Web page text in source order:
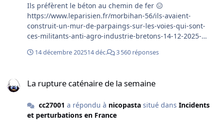
Ils préfèrent le béton au chemin de fer 😑
https://www.leparisien.fr/morbihan-56/ils-avaient-
construit-un-mur-de-parpaings-sur-les-voies-qui-sont-
ces-militants-anti-agro-industrie-bretons-14-12-2025-
14 décembre 202514 déc. 3 560 réponses
La rupture caténaire de la semaine
cc27001 a répondu à nicopastasitué dans Incidents
et perturbations en France